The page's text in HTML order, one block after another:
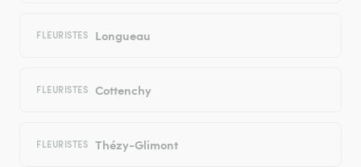
FLEURISTES Longueau
FLEURISTES Cottenchy
FLEURISTES Thézy-Glimont